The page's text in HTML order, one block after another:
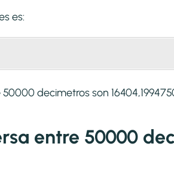
es:
decimetros son
entre 50000